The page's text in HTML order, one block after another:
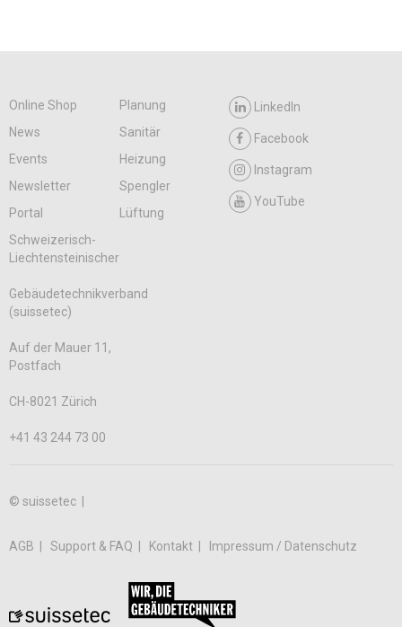
Online Shop
Planung
News
Sanitär
Events
Heizung
Newsletter
Spengler
Portal
Lüftung
LinkedIn
Facebook
Instagram
YouTube
Schweizerisch-
Liechtensteinischer
Gebäudetechnikverband
(suissetec)
Auf der Mauer 11,
Postfach
CH-8021 Zürich
+41 43 244 73 00
© suissetec |
AGB Support & FAQ Kontakt Impressum / Datenschutz